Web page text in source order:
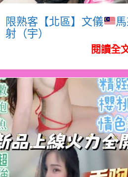
限熟客【北區】文儀
射（宇）
閱讀全